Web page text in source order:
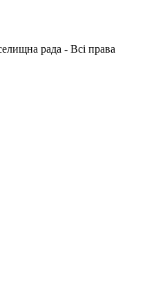
рада - Всі права